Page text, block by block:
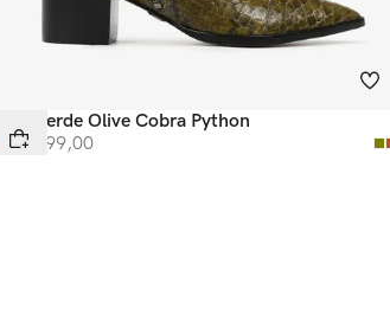
Bota Verde Olive Cobra Python
R$ 4 299,00